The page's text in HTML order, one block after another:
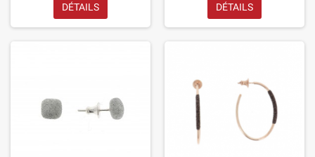
DÉTAILS DÉTAILS